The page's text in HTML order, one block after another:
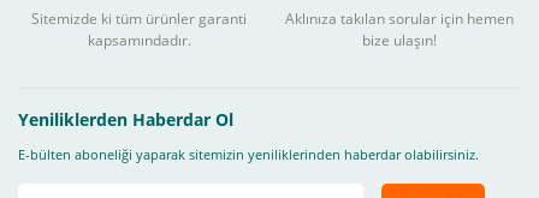
Sitemizde ki tüm ürünler garanti
kapsamındadır.
Aklınıza takılan sorular için hemen
bize ulaşın!
Yeniliklerden Haberdar Ol
E-bülten aboneliği yaparak sitemizin yeniliklerinden haberdar olabilirsiniz.